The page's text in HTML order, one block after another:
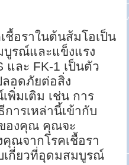
ชื้อราในต้นส้มโอเป็น
บูรณ์และแข็งแรง
และ FK-1 เป็นตัว
อดภัยต่อสิ่ง
พิ่มเติม เช่น การ
ารเหล่านี้เข้ากับ
องคุณ คุณจะ
ณจากโรคเชื้อรา
เกี่ยวที่อุดมสมบูรณ์